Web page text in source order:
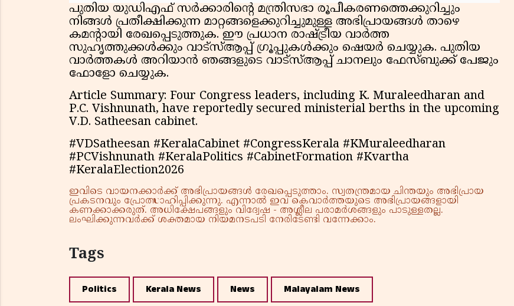
പുതിയ യുഡിഎഫ് സർക്കാരിൻ്റെ മന്ത്രിസഭാ രൂപീകരണത്തെക്കുറിച്ചും
നിങ്ങൾ പ്രതീക്ഷിക്കുന്ന മാറ്റങ്ങളെക്കുറിച്ചുമുള്ള അഭിപ്രായങ്ങൾ താഴെ
കമൻ്റായി രേഖപ്പെടുത്തുക. ഈ പ്രധാന രാഷ്ട്രീയ വാർത്ത
സുഹൃത്തുക്കൾക്കും വാട്സ്ആപ്പ് ഗ്രൂപ്പുകൾക്കും ഷെയർ ചെയ്യുക. പുതിയ
വാർത്തകൾ അറിയാൻ ഞങ്ങളുടെ വാട്സ്ആപ്പ് ചാനലും ഫേസ്ബുക്ക് പേജും
ഫോളോ ചെയ്യുക.
Article Summary: Four Congress leaders, including K. Muraleedharan and
P.C. Vishnunath, have reportedly secured ministerial berths in the upcoming
V.D. Satheesan cabinet.
#VDSatheesan #KeralaCabinet #CongressKerala #KMuraleedharan
#PCVishnunath #KeralaPolitics #CabinetFormation #Kvartha
#KeralaElection2026
ഇവിടെ വായനക്കാർക്ക് അഭിപ്രായങ്ങൾ രേഖപ്പെടുത്താം. സ്വതന്ത്രമായ ചിന്തയും അഭിപ്രായ
പ്രകടനവും പ്രോത്സാഹിപ്പിക്കുന്നു. എന്നാൽ ഇവ കെവാർത്തയുടെ അഭിപ്രായങ്ങളായി
കണക്കാക്കരുത്. അധിക്ഷേപങ്ങളും വിദ്വേഷ - അശ്ലീല പരാമർശങ്ങളും പാടുള്ളതല്ല.
ലംഘിക്കുന്നവർക്ക് ശക്തമായ നിയമനടപടി നേരിടേണ്ടി വന്നേക്കാം.
Tags
Politics Kerala News News Malayalam News